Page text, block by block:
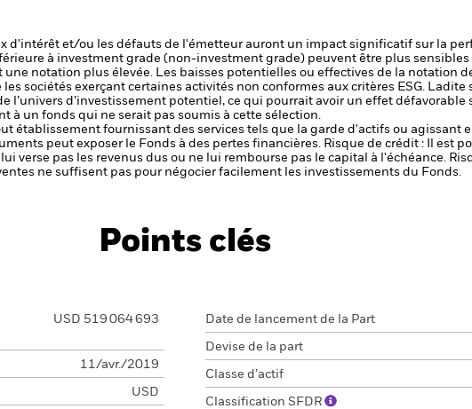
d'intérêt et/ou les défauts de l'émetteur auront un impact significatif sur la
à investment grade (non-investment grade) peuvent être plus
notation plus élevée. Les baisses potentielles ou effectives de la notation
les sociétés exerçant certaines activités non conformes aux critères ESG. Ladite
l’univers d’investissement potentiel, ce qui pourrait avoir un effet défavorable
à un fonds qui ne serait pas soumis à cette sélection.
établissement fournissant des services tels que la garde d'actifs ou agissant
peut exposer le Fonds à des pertes financières. Risque de crédit : Il est
verse pas les revenus dus ou ne lui rembourse pas le capital à l'échéance.
ne suffisent pas pour négocier facilement les investissements du Fonds.
Points clés
USD 519 064 693
11/avr./2019
USD
Date de lancement de la Part
Devise de la part
Classe d’actif
Classification SFDR